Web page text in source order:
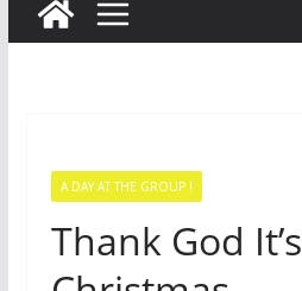
A DAY AT THE GROUP !
Thank God It’s